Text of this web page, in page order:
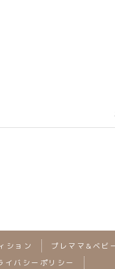
ション プレママ&ベビ
イバシーポリシー